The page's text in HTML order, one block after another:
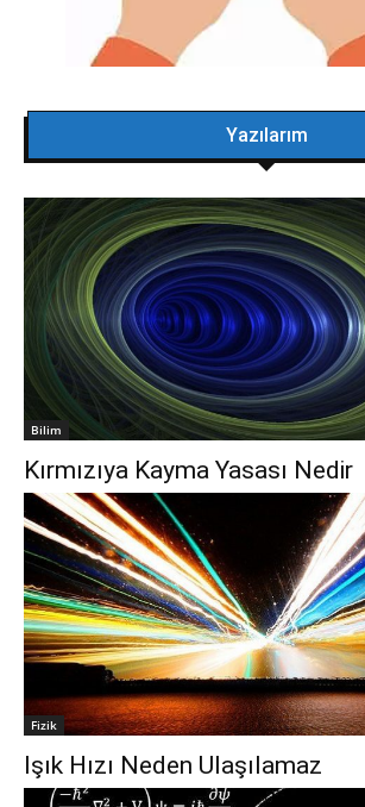
Yazılarım
Bilim
Kırmızıya Kayma Yasası Nedir
Fizik
Işık Hızı Neden Ulaşılamaz